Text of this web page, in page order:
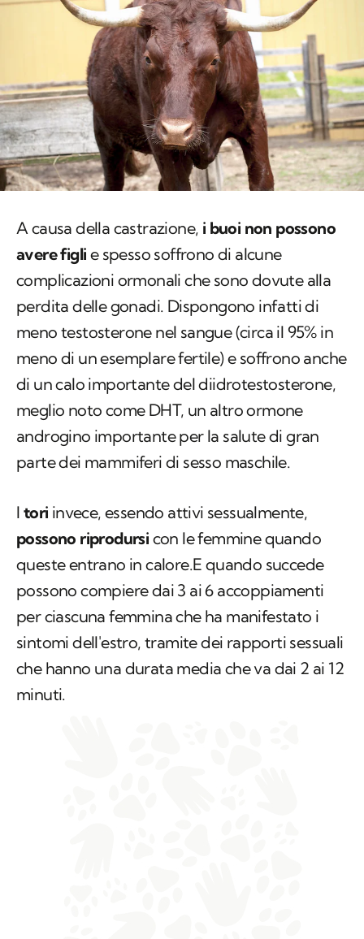
A causa della castrazione, i buoi non possono
avere figli e spesso soffrono di alcune
complicazioni ormonali che sono dovute alla
perdita delle gonadi. Dispongono infatti di
meno testosterone nel sangue (circa il 95% in
meno di un esemplare fertile) e soffrono anche
di un calo importante del diidrotestosterone,
meglio noto come DHT, un altro ormone
androgino importante per la salute di gran
parte dei mammiferi di sesso maschile.
I tori invece, essendo attivi sessualmente,
possono riprodursi con le femmine quando
queste entrano in calore.E quando succede
possono compiere dai 3 ai 6 accoppiamenti
per ciascuna femmina che ha manifestato i
sintomi dell'estro, tramite dei rapporti sessuali
che hanno una durata media che va dai 2 ai 12
minuti.